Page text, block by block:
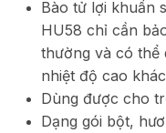
Bào tử lợi khuẩn
HU58 chỉ cần
thường và có thể
nhiệt độ cao
Dùng được cho
Dạng gói bột,